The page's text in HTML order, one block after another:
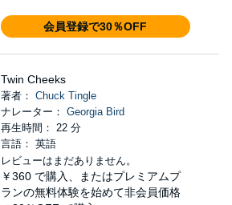
会員登録で30％OFF
Twin Cheeks
著者： Chuck Tingle
ナレーター： Georgia Bird
再生時間： 22 分
言語： 英語
レビューはまだありません。
￥360 で購入、またはプレミアムプ
ランの無料体験を始めて非会員価格